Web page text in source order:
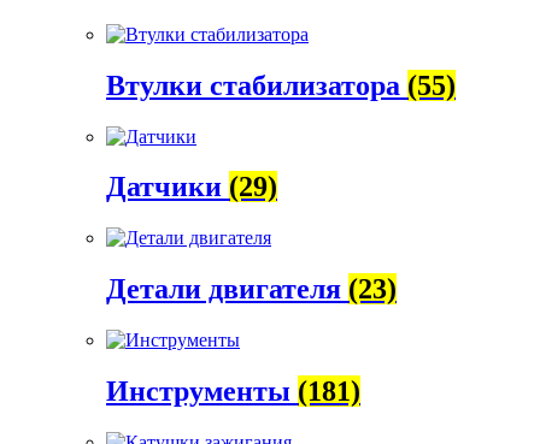
Втулки стабилизатора (55)
Датчики (29)
Детали двигателя (23)
Инструменты (181)